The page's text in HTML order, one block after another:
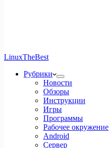
LinuxTheBest
Рубрики
Новости
Обзоры
Инструкции
Игры
Программы
Рабочее окружение
Android
Сервер